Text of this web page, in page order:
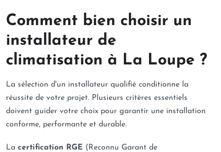
Comment bien choisir un
installateur de
climatisation à La Loupe ?
La sélection d'un installateur qualifié conditionne la
réussite de votre projet. Plusieurs critères essentiels
doivent guider votre choix pour garantir une installation
conforme, performante et durable.
La certification RGE (Reconnu Garant de